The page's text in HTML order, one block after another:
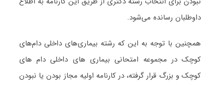
داوطلبان رسانده می‌شود.
همچنین با توجه به این که رشته بیماری‌های داخلی دام‌های
کوچک در مجموعه امتحانی بیماری های داخلی دام های
کوچک و بزرگ قرار گرفته، در کارنامه اولیه مجاز بودن یا نبودن